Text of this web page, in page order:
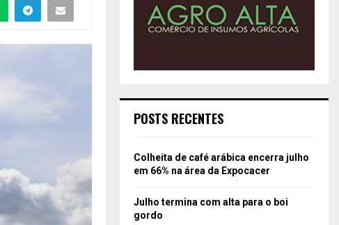
POSTS RECENTES
Colheita de café arábica encerra julho
em 66% na área da Expocacer
Julho termina com alta para o boi
gordo